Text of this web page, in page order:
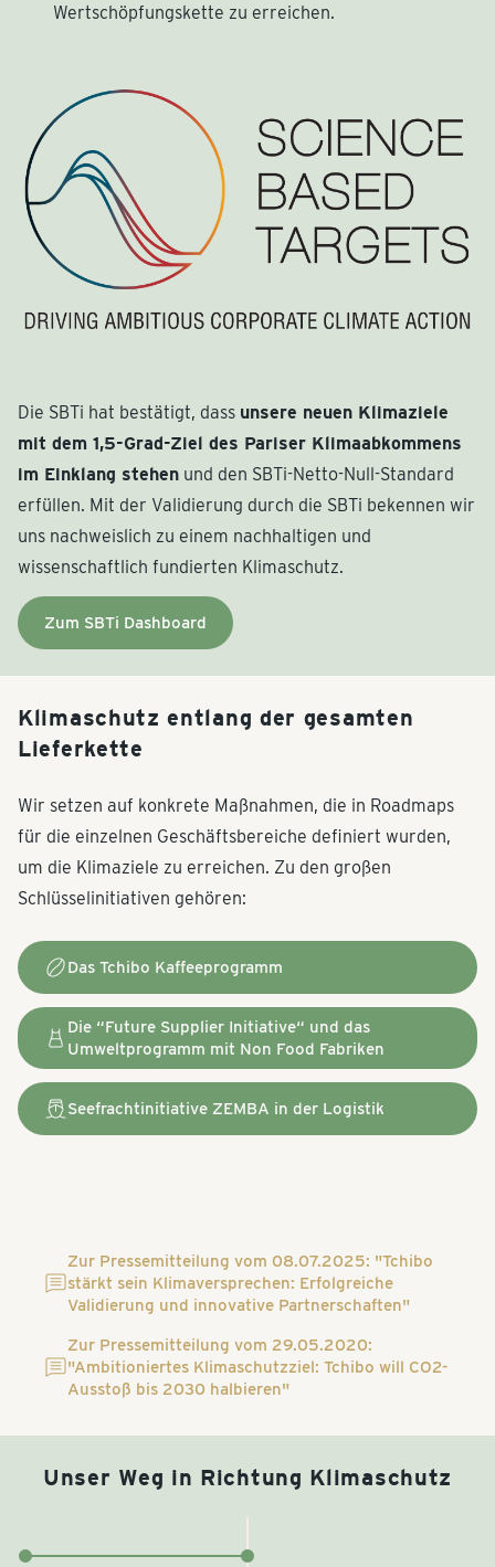
Wertschöpfungskette zu erreichen.
Die SBTi hat bestätigt, dass unsere neuen Klimaziele
mit dem 1,5-Grad-Ziel des Pariser Klimaabkommens
im Einklang stehen und den SBTi-Netto-Null-Standard
erfüllen. Mit der Validierung durch die SBTi bekennen wir
uns nachweislich zu einem nachhaltigen und
wissenschaftlich fundierten Klimaschutz.
Zum SBTi Dashboard
Klimaschutz entlang der gesamten
Lieferkette
Wir setzen auf konkrete Maßnahmen, die in Roadmaps
für die einzelnen Geschäftsbereiche definiert wurden,
um die Klimaziele zu erreichen. Zu den großen
Schlüsselinitiativen gehören:
Das Tchibo Kaffeeprogramm
Die “Future Supplier Initiative“ und das
Umweltprogramm mit Non Food Fabriken
Seefrachtinitiative ZEMBA in der Logistik
Zur Pressemitteilung vom 08.07.2025: "Tchibo
stärkt sein Klimaversprechen: Erfolgreiche
Validierung und innovative Partnerschaften"
Zur Pressemitteilung vom 29.05.2020:
"Ambitioniertes Klimaschutzziel: Tchibo will CO2-
Ausstoß bis 2030 halbieren"
Unser Weg in Richtung Klimaschutz